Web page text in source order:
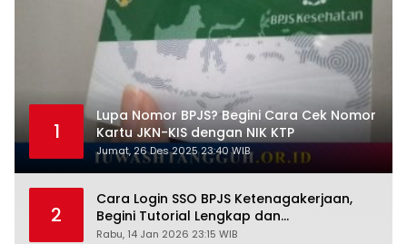
1
Lupa Nomor BPJS? Begini Cara Cek Nomor
Kartu JKN-KIS dengan NIK KTP
Jumat, 26 Des 2025 23:40 WIB
2
Cara Login SSO BPJS Ketenagakerjaan,
Begini Tutorial Lengkap dan
Pengertiannya
Rabu, 14 Jan 2026 23:15 WIB